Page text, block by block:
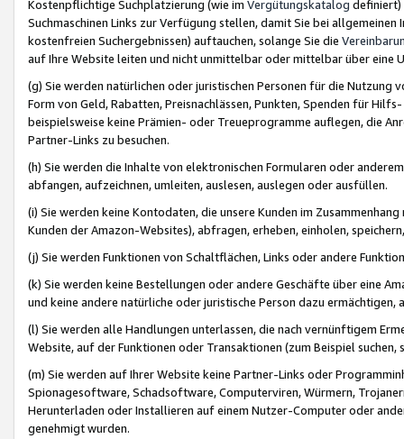
Kostenpflichtige Suchplatzierung (wie im Vergütungskatalog definiert)
Suchmaschinen Links zur Verfügung stellen, damit Sie bei
kostenfreien Suchergebnissen) auftauchen, solange Sie die
auf Ihre Website leiten und nicht unmittelbar oder mittelbar über eine
(g) Sie werden natürlichen oder juristischen Personen für die Nutzung
Form von Geld, Rabatten, Preisnachlässen, Punkten, Spenden für
beispielsweise keine Prämien- oder Treueprogramme auflegen, die
Partner-Links zu besuchen.
(h) Sie werden die Inhalte von elektronischen Formularen oder
abfangen, aufzeichnen, umleiten, auslesen, auslegen oder ausfüllen.
(i) Sie werden keine Kontodaten, die unsere Kunden im
Kunden der Amazon-Websites), abfragen, erheben, einholen,
(j) Sie werden Funktionen von Schaltflächen, Links oder andere
(k) Sie werden keine Bestellungen oder andere Geschäfte über eine
und keine andere natürliche oder juristische Person dazu
(l) Sie werden alle Handlungen unterlassen, die nach vernünftigem
Website, auf der Funktionen oder Transaktionen (zum Beispiel
(m) Sie werden auf Ihrer Website keine Partner-Links oder
Spionagesoftware, Schadsoftware, Computerviren, Würmern,
Herunterladen oder Installieren auf einem Nutzer-Computer oder
genehmigt wurden.